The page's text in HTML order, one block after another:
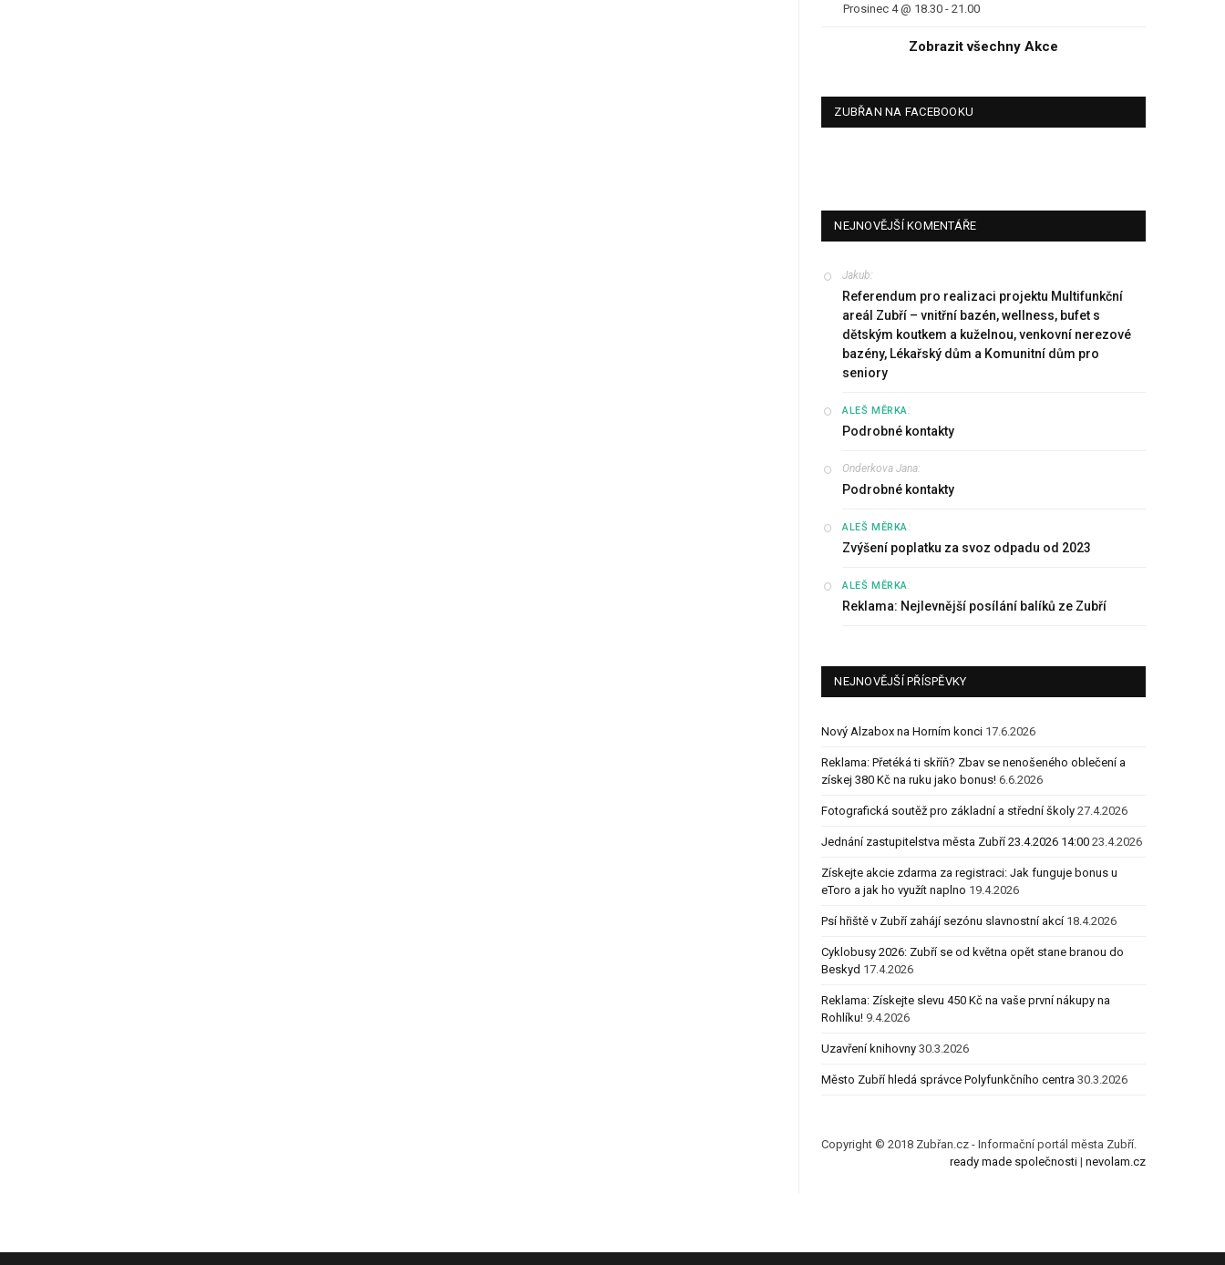
Prosinec 4 @ 18.30 -21.00
Zobrazit všechny Akce
ZUBŘAN NA FACEBOOKU
NEJNOVĚJŠÍ KOMENTÁŘE
Jakub:
Referendum pro realizaci projektu Multifunkční
areál Zubří – vnitřní bazén, wellness, bufet s
dětským koutkem a kuželnou, venkovní nerezové
bazény, Lékařský dům a Komunitní dům pro
seniory
ALEŠ MĚRKA:
Podrobné kontakty
Onderkova Jana:
Podrobné kontakty
ALEŠ MĚRKA:
Zvýšení poplatku za svoz odpadu od 2023
ALEŠ MĚRKA:
Reklama: Nejlevnější posílání balíků ze Zubří
NEJNOVĚJŠÍ PŘÍSPĚVKY
Nový Alzabox na Horním konci 17.6.2026
Reklama: Přetéká ti skříň? Zbav se nenošeného oblečení a
získej 380 Kč na ruku jako bonus! 6.6.2026
Fotografická soutěž pro základní a střední školy 27.4.2026
Jednání zastupitelstva města Zubří 23.4.2026 14:00 23.4.2026
Získejte akcie zdarma za registraci: Jak funguje bonus u
eToro a jak ho využít naplno 19.4.2026
Psí hřiště v Zubří zahájí sezónu slavnostní akcí 18.4.2026
Cyklobusy 2026: Zubří se od května opět stane branou do
Beskyd 17.4.2026
Reklama: Získejte slevu 450 Kč na vaše první nákupy na
Rohlíku! 9.4.2026
Uzavření knihovny 30.3.2026
Město Zubří hledá správce Polyfunkčního centra 30.3.2026
Copyright © 2018 Zubřan.cz - Informační portál města Zubří.
ready made společnosti| nevolam.cz